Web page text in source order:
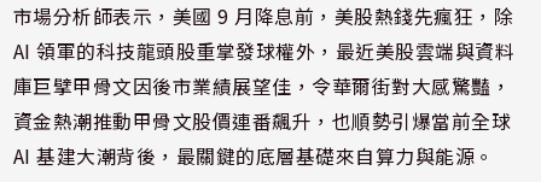
市場分析師表示，美國 9 月降息前，美股熱錢先瘋狂，除
AI 領軍的科技龍頭股重掌發球權外，最近美股雲端與資料
庫巨擘甲骨文因後市業績展望佳，令華爾街對大感驚豔，
資金熱潮推動甲骨文股價連番飆升，也順勢引爆當前全球
AI 基建大潮背後，最關鍵的底層基礎來自算力與能源。